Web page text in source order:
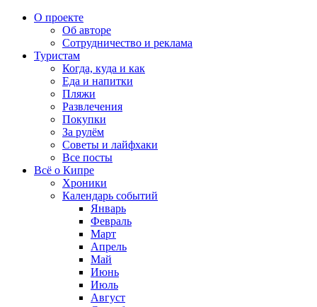
О проекте
Об авторе
Сотрудничество и реклама
Туристам
Когда, куда и как
Еда и напитки
Пляжи
Развлечения
Покупки
За рулём
Советы и лайфхаки
Все посты
Всё о Кипре
Хроники
Календарь событий
Январь
Февраль
Март
Апрель
Май
Июнь
Июль
Август